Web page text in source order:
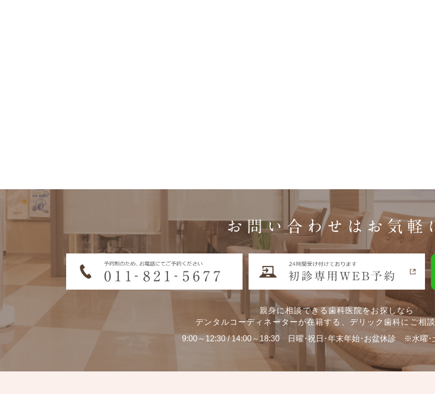
お問い合わせはお気軽
親身に相談できる歯科医院をお探しなら
デンタルコーディネーターが在籍する、 デリック歯科にご相
9:00～12:30 / 14:00～18:30
日曜･祝日･年末年始･お盆休診 ※水曜･